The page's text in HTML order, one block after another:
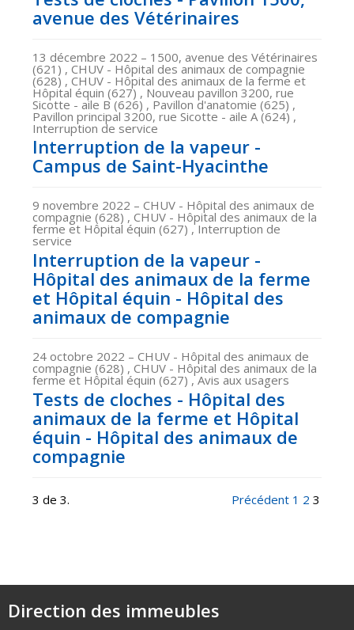
avenue des Vétérinaires
13 décembre 2022 – 1500, avenue des Vétérinaires
(621) , CHUV - Hôpital des animaux de compagnie
(628) , CHUV - Hôpital des animaux de la ferme et
Hôpital équin (627) , Nouveau pavillon 3200, rue
Sicotte - aile B (626) , Pavillon d'anatomie (625) ,
Pavillon principal 3200, rue Sicotte - aile A (624) ,
Interruption de service
Interruption de la vapeur -
Campus de Saint-Hyacinthe
9 novembre 2022 – CHUV - Hôpital des animaux de
compagnie (628) , CHUV - Hôpital des animaux de la
ferme et Hôpital équin (627) , Interruption de
service
Interruption de la vapeur -
Hôpital des animaux de la ferme
et Hôpital équin - Hôpital des
animaux de compagnie
24 octobre 2022 – CHUV - Hôpital des animaux de
compagnie (628) , CHUV - Hôpital des animaux de la
ferme et Hôpital équin (627) , Avis aux usagers
Tests de cloches - Hôpital des
animaux de la ferme et Hôpital
équin - Hôpital des animaux de
compagnie
3 de 3. Précédent 1 2 3
Direction des immeubles